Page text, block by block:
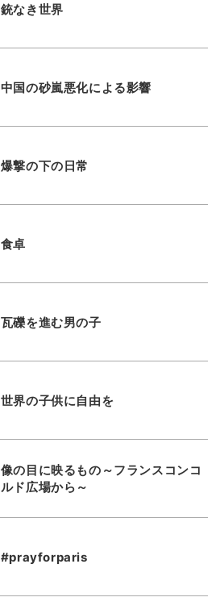
銃なき世界
中国の砂嵐悪化による影響
爆撃の下の日常
食卓
瓦礫を進む男の子
世界の子供に自由を
像の目に映るもの～フランスコンコ
ルド広場から～
#prayforparis